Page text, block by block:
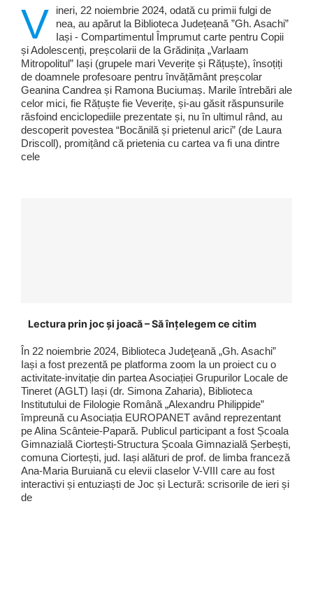
V
ineri, 22 noiembrie 2024, odată cu primii fulgi de
nea, au apărut la Biblioteca Județeană ”Gh. Asachi”
Iași - Compartimentul Împrumut carte pentru Copii
și Adolescenți, preșcolarii de la Grădinița „Varlaam
Mitropolitul” Iași (grupele mari Veverițe și Rățuște), însoțiți
de doamnele profesoare pentru învățământ preșcolar
Geanina Candrea și Ramona Buciumaș. Marile întrebări ale
celor mici, fie Rățuște fie Veverițe, și-au găsit răspunsurile
răsfoind enciclopediile prezentate și, nu în ultimul rând, au
descoperit povestea “Bocănilă și prietenul arici” (de Laura
Driscoll), promițând că prietenia cu cartea va fi una dintre
cele
Lectura prin joc și joacă – Să înțelegem ce citim
În 22 noiembrie 2024, Biblioteca Judeţeană „Gh. Asachi”
Iași a fost prezentă pe platforma zoom la un proiect cu o
activitate-invitație din partea Asociației Grupurilor Locale de
Tineret (AGLT) Iași (dr. Simona Zaharia), Biblioteca
Institutului de Filologie Română „Alexandru Philippide”
împreună cu Asociația EUROPANET având reprezentant
pe Alina Scânteie-Papară. Publicul participant a fost Școala
Gimnazială Ciortești-Structura Școala Gimnazială Șerbești,
comuna Ciortești, jud. Iași alături de prof. de limba franceză
Ana-Maria Buruiană cu elevii claselor V-VIII care au fost
interactivi și entuziaști de Joc și Lectură: scrisorile de ieri și
de